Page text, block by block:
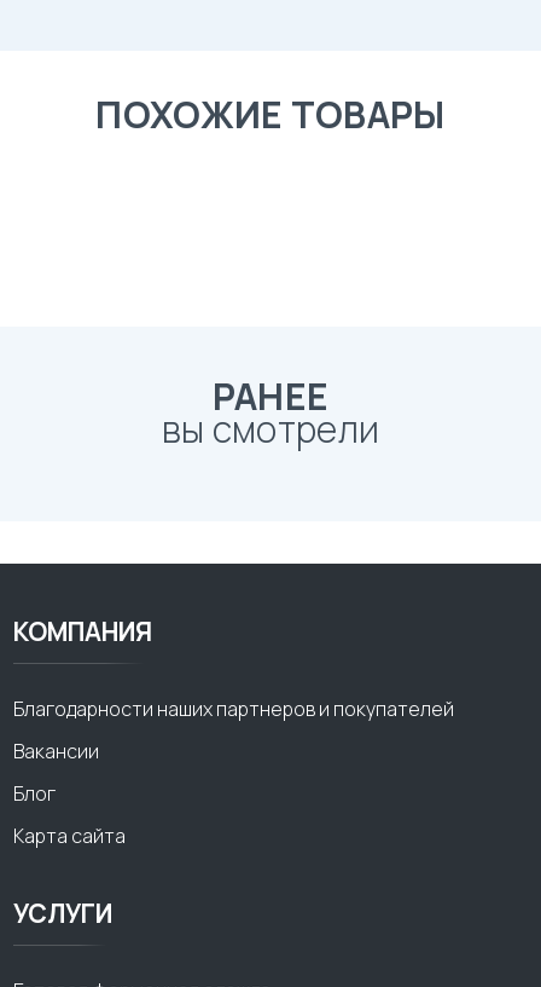
ПОХОЖИЕ ТОВАРЫ
РАНЕЕ
вы смотрели
КОМПАНИЯ
Благодарности наших партнеров и покупателей
Вакансии
Блог
Карта сайта
УСЛУГИ